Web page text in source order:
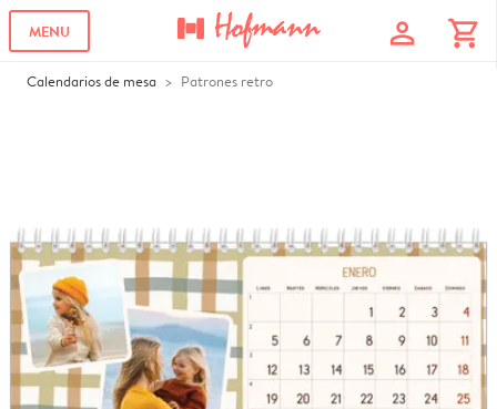
MENU profile shopping_cart
Calendarios de mesa Patrones retro